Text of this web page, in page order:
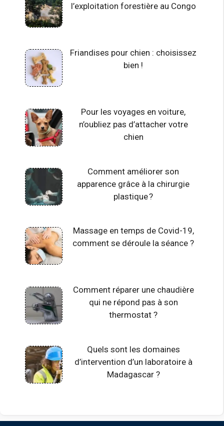
l’exploitation forestière au Congo
Friandises pour chien : choisissez
bien !
Pour les voyages en voiture,
n’oubliez pas d’attacher votre
chien
Comment améliorer son
apparence grâce à la chirurgie
plastique ?
Massage en temps de Covid-19,
comment se déroule la séance ?
Comment réparer une chaudière
qui ne répond pas à son
thermostat ?
Quels sont les domaines
d’intervention d’un laboratoire à
Madagascar ?